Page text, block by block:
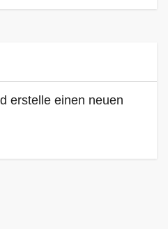
erstelle einen neuen